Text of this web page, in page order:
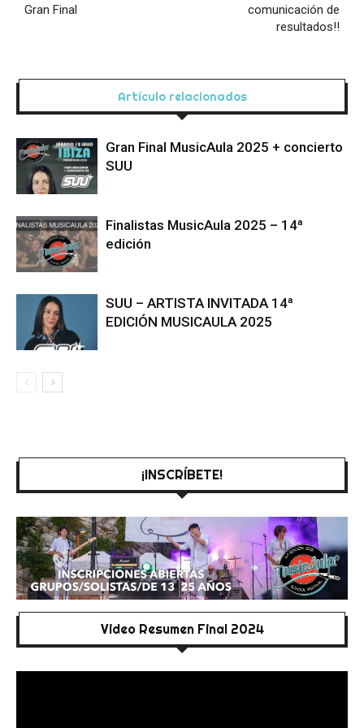
Gran Final
comunicación de
resultados!!
Artículo relacionados
Gran Final MusicAula 2025 + concierto
SUU
Finalistas MusicAula 2025 – 14ª
edición
SUU – ARTISTA INVITADA 14ª
EDICIÓN MUSICAULA 2025
¡INSCRÍBETE!
Video Resumen Final 2024